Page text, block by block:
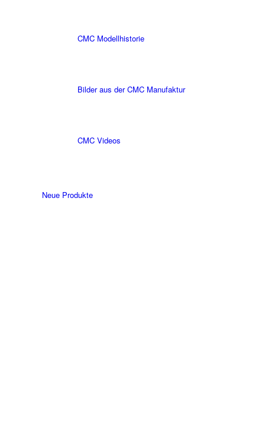
CMC Modellhistorie
Bilder aus der CMC Manufaktur
CMC Videos
Neue Produkte